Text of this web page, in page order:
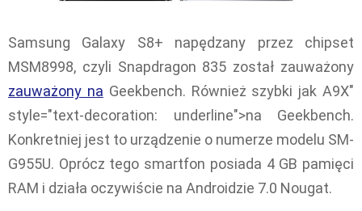
Samsung Galaxy S8+ napędzany przez chipset
MSM8998, czyli Snapdragon 835 został zauważony
zauważony na Geekbench. Również szybki jak A9X"
style="text-decoration: underline">na Geekbench.
Konkretniej jest to urządzenie o numerze modelu SM-
G955U. Oprócz tego smartfon posiada 4 GB pamięci
RAM i działa oczywiście na Androidzie 7.0 Nougat.